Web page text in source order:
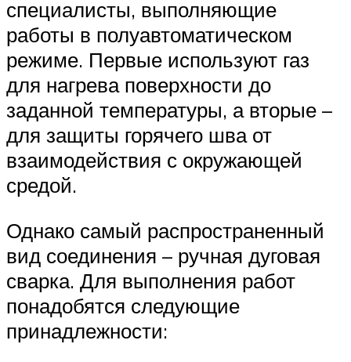
специалисты, выполняющие
работы в полуавтоматическом
режиме. Первые используют газ
для нагрева поверхности до
заданной температуры, а вторые –
для защиты горячего шва от
взаимодействия с окружающей
средой.
Однако самый распространенный
вид соединения – ручная дуговая
сварка. Для выполнения работ
понадобятся следующие
принадлежности: